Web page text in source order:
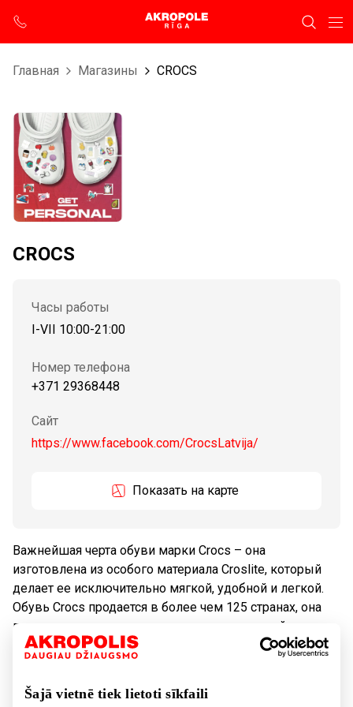
Šajā vietnē tiek lietoti sīkfaili
Главная Магазины CROCS
CROCS
Часы работы
I-VII 10:00-21:00
Номер телефона
+371 29368448
Сайт
https://www.facebook.com/CrocsLatvija/
Показать на карте
Важнейшая черта обуви марки Crocs – она
изготовлена из особого материала Croslite, который
делает ее исключительно мягкой, удобной и легкой.
Обувь Crocs продается в более чем 125 странах, она
представлена в широком диапазоне моделей и
цветов.
Tовары Обувь и галантерея